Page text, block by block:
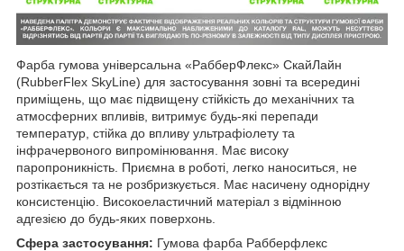
Фарба гумова універсальна «РабберФлекс» СкайЛайн
(RubberFlex SkyLine) для застосування зовні та всередині
приміщень, що має підвищену стійкість до механічних та
атмосферних впливів, витримує будь-які перепади
температур, стійка до впливу ультрафіолету та
інфрачервоного випромінювання. Має високу
паропроникність. Приємна в роботі, легко наноситься, не
розтікається та не розбризкується. Має насичену однорідну
консистенцію. Високоеластичний матеріал з відмінною
адгезією до будь-яких поверхонь.
Сфера застосування: Гумова фарба Рабберфлекс